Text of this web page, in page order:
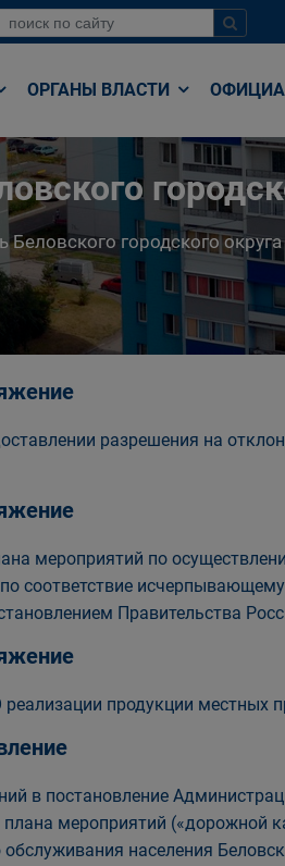
ОРГАНЫ ВЛАСТИ
городского округа
разрешения на
мероприятий по
по соответствие
Правительства
продукции местных
в постановление
мероприятий («дорожной
населения